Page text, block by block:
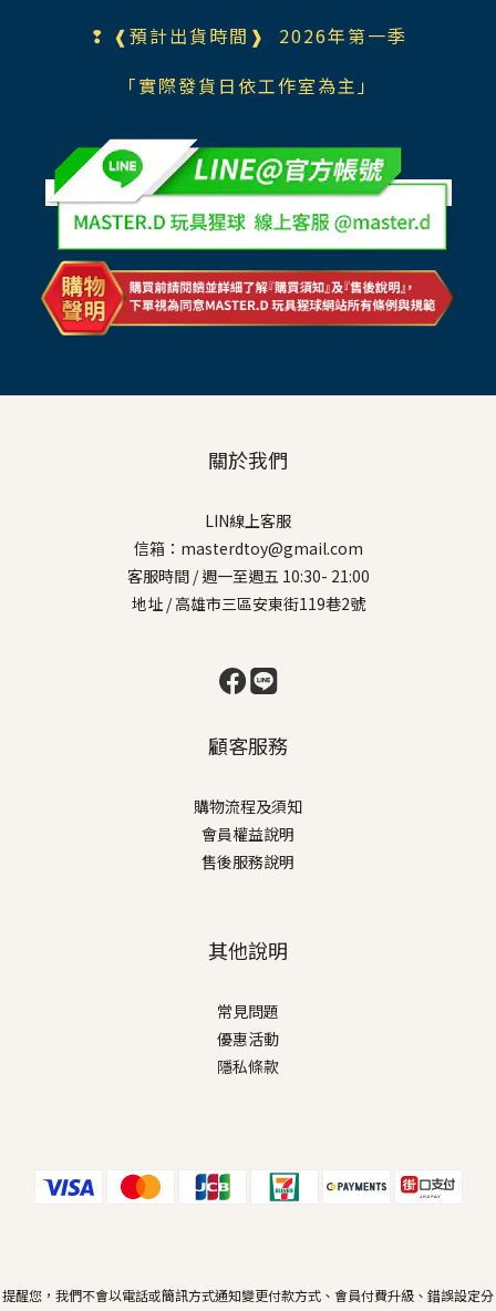
❢ ❰預計出貨時間❱ 2026年第一季
「實際發貨日依工作室為主」
關於我們
LIN線上客服
信箱：masterdtoy@gmail.com
客服時間 / 週一至週五 10:30- 21:00
地址 / 高雄市三區安東街119巷2號
顧客服務
購物流程及須知
會員權益說明
售後服務說明
其他說明
常見問題
優惠活動
隱私條款
提醒您，我們不會以電話或簡訊方式通知變更付款方式、會員付費升級、錯誤設定分